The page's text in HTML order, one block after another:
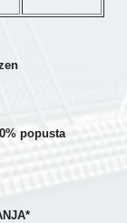
popusta